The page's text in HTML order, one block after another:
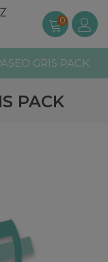
0
GRIS PACK
PACK